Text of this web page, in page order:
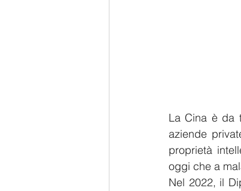
La Cina è da
aziende
proprietà
oggi che a
Nel 2022, il